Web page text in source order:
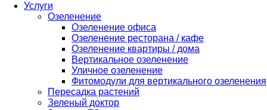
Услуги
Озеленение
Озеленение офиса
Озеленение ресторана / кафе
Озеленение квартиры / дома
Вертикальное озеленение
Уличное озеленение
Фитомодули для вертикального озеленения
Пересадка растений
Зеленый доктор